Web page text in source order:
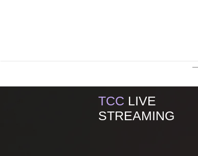
TCC LIVE
STREAMING